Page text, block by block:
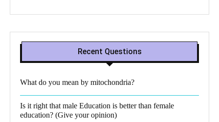
Recent Questions
What do you mean by mitochondria?​
Is it right that male Education is better than female
education? (Give your opinion)